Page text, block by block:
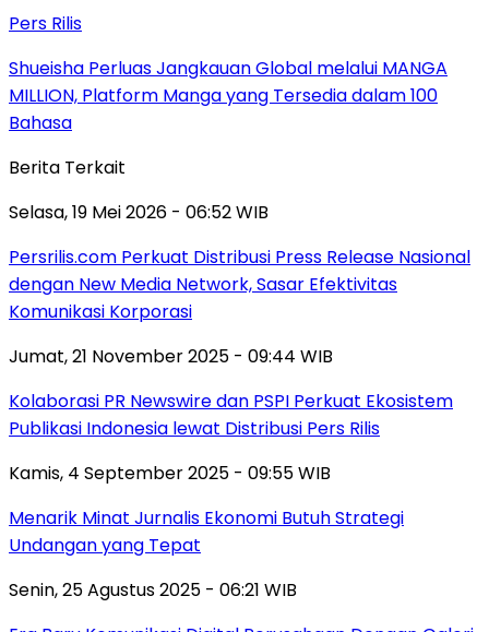
Pers Rilis
Shueisha Perluas Jangkauan Global melalui MANGA
MILLION, Platform Manga yang Tersedia dalam 100
Bahasa
Berita Terkait
Selasa, 19 Mei 2026 - 06:52 WIB
Persrilis.com Perkuat Distribusi Press Release Nasional
dengan New Media Network, Sasar Efektivitas
Komunikasi Korporasi
Jumat, 21 November 2025 - 09:44 WIB
Kolaborasi PR Newswire dan PSPI Perkuat Ekosistem
Publikasi Indonesia lewat Distribusi Pers Rilis
Kamis, 4 September 2025 - 09:55 WIB
Menarik Minat Jurnalis Ekonomi Butuh Strategi
Undangan yang Tepat
Senin, 25 Agustus 2025 - 06:21 WIB